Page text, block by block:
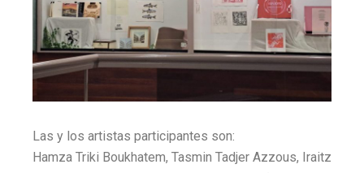
Las y los artistas participantes son:
Hamza Triki Boukhatem, Tasmin Tadjer Azzous, Iraitz